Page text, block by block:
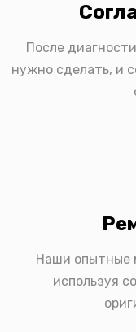
После
нужно сделать, и
Наши опытные
используя